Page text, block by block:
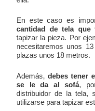
En este caso es
cantidad de tela que
tapizar la pieza. Por
necesitaremos unos
plazas unos 18 metros.
Además, debes tener
se le da al sofá,
distribuidor de la tela,
utilizarse para tapizar